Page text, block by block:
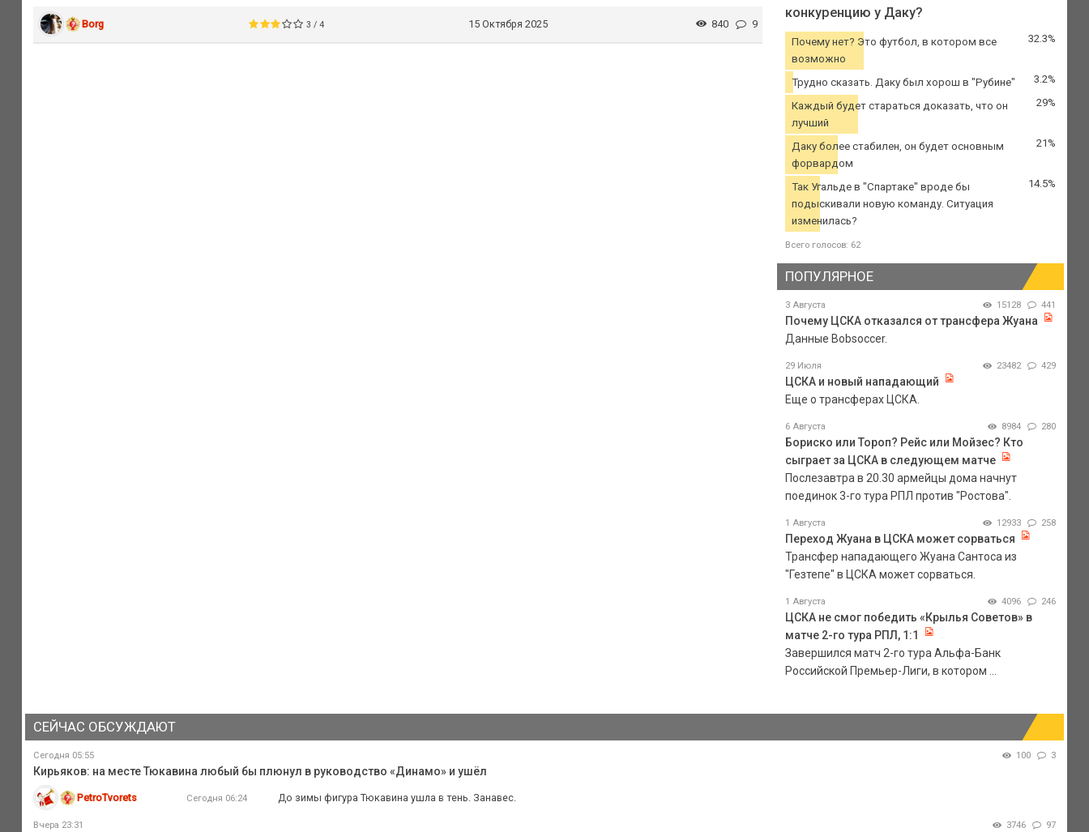
Borg 3 / 4 15 Октября 2025 840 9
конкуренцию у Даку?
Почему нет? Это футбол, в котором все
возможно
32.3%
Трудно сказать. Даку был хорош в "Рубине" 3.2%
Каждый будет стараться доказать, что он
лучший
29%
Даку более стабилен, он будет основным
форвардом
21%
Так Угальде в "Спартаке" вроде бы
подыскивали новую команду. Ситуация
изменилась?
14.5%
Всего голосов: 62
ПОПУЛЯРНОЕ
3 Августа 15128 441
Почему ЦСКА отказался от трансфера Жуана
Данные Bobsoccer.
29 Июля 23482 429
ЦСКА и новый нападающий
Еще о трансферах ЦСКА.
6 Августа 8984 280
Бориско или Тороп? Рейс или Мойзес? Кто
сыграет за ЦСКА в следующем матче
Послезавтра в 20.30 армейцы дома начнут
поединок 3-го тура РПЛ против "Ростова".
1 Августа 12933 258
Переход Жуана в ЦСКА может сорваться
Трансфер нападающего Жуана Сантоса из
"Гезтепе" в ЦСКА может сорваться.
1 Августа 4096 246
ЦСКА не смог победить «Крылья Советов» в
матче 2-го тура РПЛ, 1:1
Завершился матч 2-го тура Альфа-Банк
Российской Премьер-Лиги, в котором ...
СЕЙЧАС ОБСУЖДАЮТ
Сегодня 05:55 100 3
Кирьяков: на месте Тюкавина любый бы плюнул в руководство «Динамо» и ушёл
PetroTvorets Сегодня 06:24 До зимы фигура Тюкавина ушла в тень. Занавес.
Вчера 23:31 3746 97